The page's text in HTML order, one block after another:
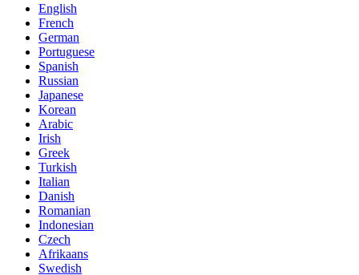
English
French
German
Portuguese
Spanish
Russian
Japanese
Korean
Arabic
Irish
Greek
Turkish
Italian
Danish
Romanian
Indonesian
Czech
Afrikaans
Swedish